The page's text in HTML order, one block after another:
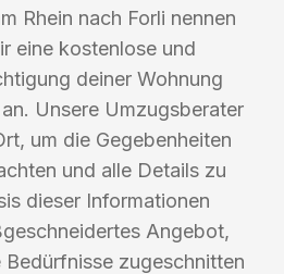
Rhein nach Forli nennen
eine kostenlose und
deiner Wohnung
Unsere Umzugsberater
um die Gegebenheiten
und alle Details zu
dieser Informationen
Angebot,
zugeschnitten